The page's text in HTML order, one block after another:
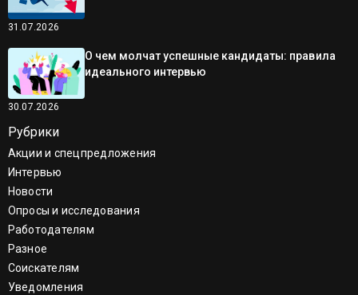
31.07.2026
30.07.2026
О чем молчат успешные кандидаты: правила
идеального интервью
Рубрики
Акции и спецпредложения
Интервью
Новости
Опросы и исследования
Работодателям
Разное
Соискателям
Уведомления